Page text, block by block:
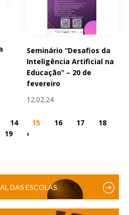
Seminário “Desafios da
Inteligência Artificial na
Educação” – 20 de
fevereiro
12.02.24
14 15 16 17
18
19
›
DAS ESCOLAS